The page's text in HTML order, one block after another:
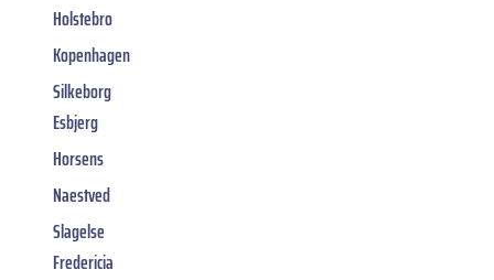
Holstebro
Kopenhagen
Silkeborg
Esbjerg
Horsens
Naestved
Slagelse
Fredericia